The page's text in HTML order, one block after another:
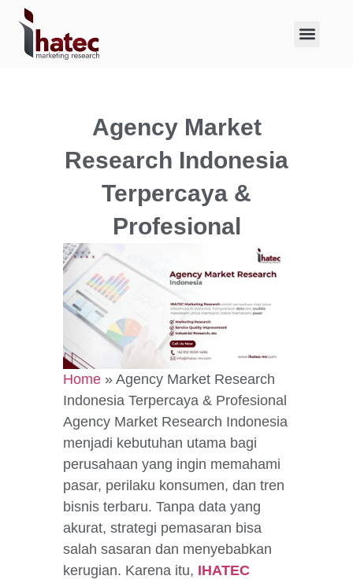
Agency Market
Research Indonesia
Terpercaya &
Profesional
Home » Agency Market Research
Indonesia Terpercaya & Profesional
Agency Market Research Indonesia
menjadi kebutuhan utama bagi
perusahaan yang ingin memahami
pasar, perilaku konsumen, dan tren
bisnis terbaru. Tanpa data yang
akurat, strategi pemasaran bisa
salah sasaran dan menyebabkan
kerugian. Karena itu, IHATEC